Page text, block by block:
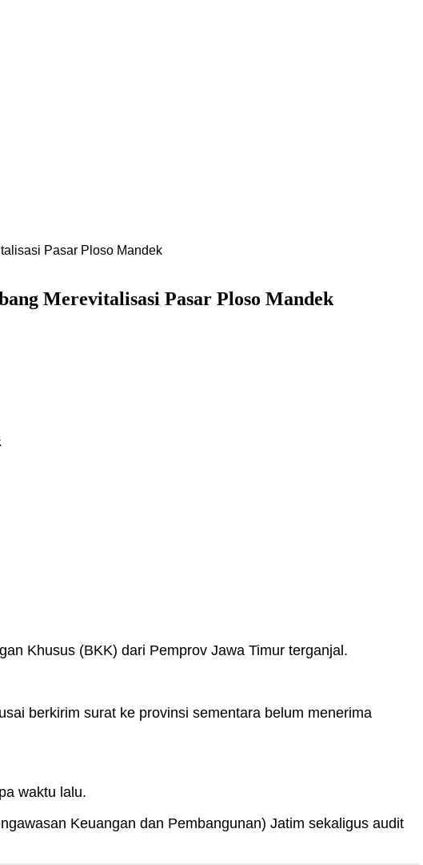
Pasar Ploso Mandek
Merevitalisasi Pasar Ploso Mandek
Khusus (BKK) dari Pemprov Jawa Timur terganjal.
berkirim surat ke provinsi sementara belum menerima
waktu lalu.
Keuangan dan Pembangunan) Jatim sekaligus audit